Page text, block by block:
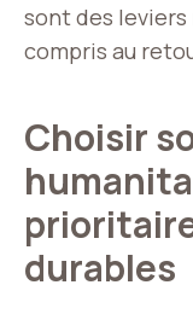
sont des
compris au
Choisir
durables